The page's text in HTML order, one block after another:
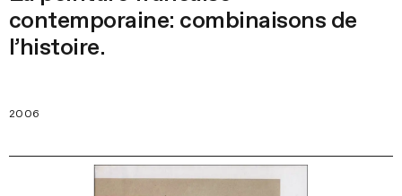
contemporaine: combinaisons de
l’histoire.
2006